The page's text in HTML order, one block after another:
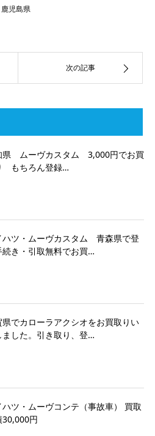
鹿児島県
次の記事
県 ムーヴカスタム 3,000円でお買
もちろん登録…
ハツ・ムーヴカスタム 青森県で登
続き・引取無料でお買…
県でカローラアクシオをお買取りい
ました。引き取り、登…
ハツ・ムーヴコンテ（事故車） 買取
30,000円